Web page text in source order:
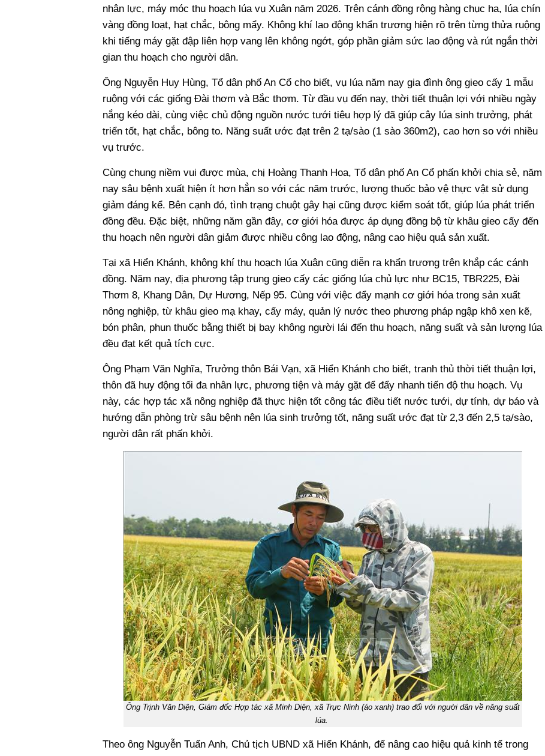
nhân lực, máy móc thu hoạch lúa vụ Xuân năm 2026. Trên cánh đồng rộng hàng chục ha, lúa chín
vàng đồng loạt, hạt chắc, bông mẩy. Không khí lao động khẩn trương hiện rõ trên từng thửa ruộng
khi tiếng máy gặt đập liên hợp vang lên không ngớt, góp phần giảm sức lao động và rút ngắn thời
gian thu hoạch cho người dân.
Ông Nguyễn Huy Hùng, Tổ dân phố An Cổ cho biết, vụ lúa năm nay gia đình ông gieo cấy 1 mẫu
ruộng với các giống Đài thơm và Bắc thơm. Từ đầu vụ đến nay, thời tiết thuận lợi với nhiều ngày
nắng kéo dài, cùng việc chủ động nguồn nước tưới tiêu hợp lý đã giúp cây lúa sinh trưởng, phát
triển tốt, hạt chắc, bông to. Năng suất ước đạt trên 2 tạ/sào (1 sào 360m2), cao hơn so với nhiều
vụ trước.
Cùng chung niềm vui được mùa, chị Hoàng Thanh Hoa, Tổ dân phố An Cổ phấn khởi chia sẻ, năm
nay sâu bệnh xuất hiện ít hơn hẳn so với các năm trước, lượng thuốc bảo vệ thực vật sử dụng
giảm đáng kể. Bên cạnh đó, tình trạng chuột gây hại cũng được kiểm soát tốt, giúp lúa phát triển
đồng đều. Đặc biệt, những năm gần đây, cơ giới hóa được áp dụng đồng bộ từ khâu gieo cấy đến
thu hoạch nên người dân giảm được nhiều công lao động, nâng cao hiệu quả sản xuất.
Tại xã Hiển Khánh, không khí thu hoạch lúa Xuân cũng diễn ra khẩn trương trên khắp các cánh
đồng. Năm nay, địa phương tập trung gieo cấy các giống lúa chủ lực như BC15, TBR225, Đài
Thơm 8, Khang Dân, Dự Hương, Nếp 95. Cùng với việc đẩy mạnh cơ giới hóa trong sản xuất
nông nghiệp, từ khâu gieo mạ khay, cấy máy, quản lý nước theo phương pháp ngập khô xen kẽ,
bón phân, phun thuốc bằng thiết bị bay không người lái đến thu hoạch, năng suất và sản lượng lúa
đều đạt kết quả tích cực.
Ông Phạm Văn Nghĩa, Trưởng thôn Bái Vạn, xã Hiển Khánh cho biết, tranh thủ thời tiết thuận lợi,
thôn đã huy động tối đa nhân lực, phương tiện và máy gặt để đẩy nhanh tiến độ thu hoạch. Vụ
này, các hợp tác xã nông nghiệp đã thực hiện tốt công tác điều tiết nước tưới, dự tính, dự báo và
hướng dẫn phòng trừ sâu bệnh nên lúa sinh trưởng tốt, năng suất ước đạt từ 2,3 đến 2,5 tạ/sào,
người dân rất phấn khởi.
Ông Trịnh Văn Diện, Giám đốc Hợp tác xã Minh Diện, xã Trực Ninh (áo xanh) trao đổi với người dân về năng suất
lúa.
Theo ông Nguyễn Tuấn Anh, Chủ tịch UBND xã Hiển Khánh, để nâng cao hiệu quả kinh tế trong